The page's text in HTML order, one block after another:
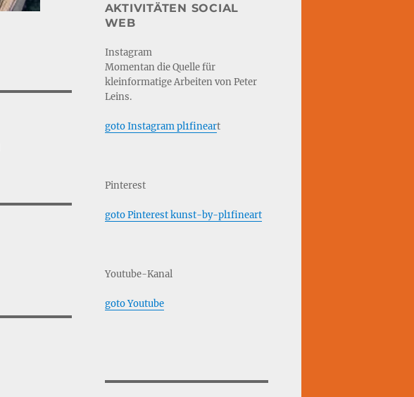
AKTIVITÄTEN SOCIAL
WEB
Instagram
Momentan die Quelle für
kleinformatige Arbeiten von Peter
Leins.
goto Instagram pl1fineart
Pinterest
goto Pinterest kunst-by-pl1fineart
Youtube-Kanal
goto Youtube